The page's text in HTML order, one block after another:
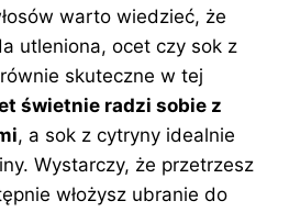
warto wiedzieć, że
utleniona, ocet czy sok z
skuteczne w tej
świetnie radzi sobie z
, a sok z cytryny idealnie
Wystarczy, że przetrzesz
włożysz ubranie do